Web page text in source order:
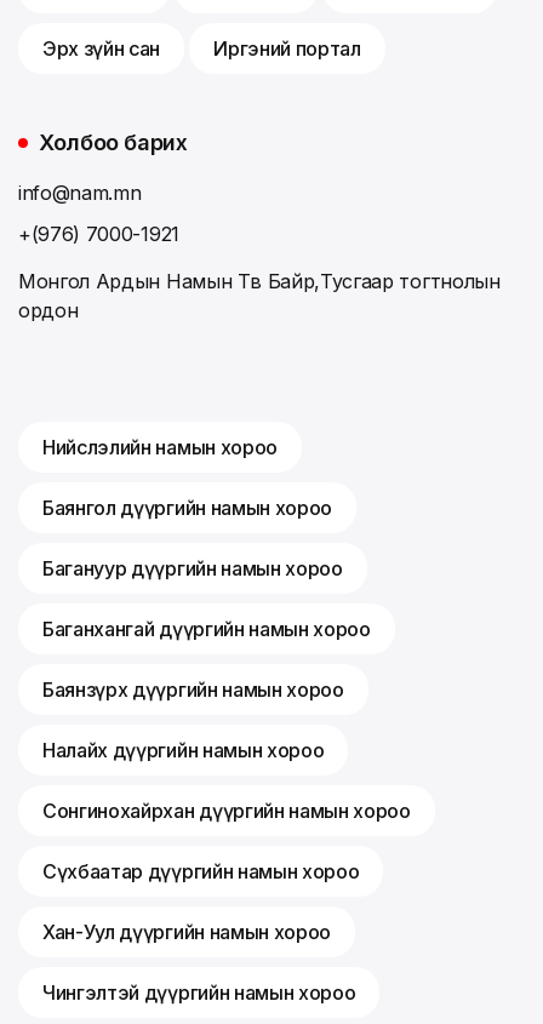
Эрх зүйн сан Иргэний портал
Холбоо барих
info@nam.mn
+(976) 7000-1921
Монгол Ардын Намын Төв Байр,Тусгаар тогтнолын
ордон
Нийслэлийн намын хороо
Баянгол дүүргийн намын хороо
Багануур дүүргийн намын хороо
Баганхангай дүүргийн намын хороо
Баянзүрх дүүргийн намын хороо
Налайх дүүргийн намын хороо
Сонгинохайрхан дүүргийн намын хороо
Сүхбаатар дүүргийн намын хороо
Хан-Уул дүүргийн намын хороо
Чингэлтэй дүүргийн намын хороо